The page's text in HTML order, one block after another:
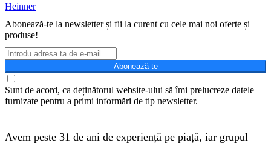
Heinner
Abonează-te la newsletter și fii la curent cu cele mai noi oferte și
produse!
Abonează-te
Sunt de acord, ca deținătorul website-ului să îmi prelucreze datele
furnizate pentru a primi informări de tip newsletter.
Avem peste 31 de ani de experiență pe piață, iar grupul